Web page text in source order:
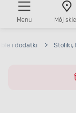
Menu Mój
i dodatki > Stoliki,